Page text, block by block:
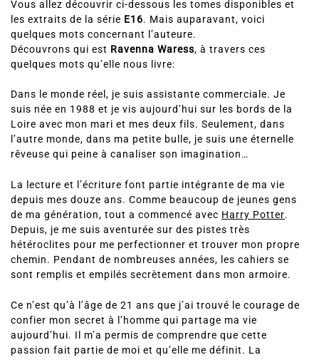
Vous allez découvrir ci-dessous les tomes disponibles et
les extraits de la série E16. Mais auparavant, voici
quelques mots concernant l’auteure.
Découvrons qui est Ravenna Waress, à travers ces
quelques mots qu’elle nous livre:
Dans le monde réel, je suis assistante commerciale. Je
suis née en 1988 et je vis aujourd’hui sur les bords de la
Loire avec mon mari et mes deux fils. Seulement, dans
l’autre monde, dans ma petite bulle, je suis une éternelle
rêveuse qui peine à canaliser son imagination…
La lecture et l’écriture font partie intégrante de ma vie
depuis mes douze ans. Comme beaucoup de jeunes gens
de ma génération, tout a commencé avec Harry Potter.
Depuis, je me suis aventurée sur des pistes très
hétéroclites pour me perfectionner et trouver mon propre
chemin. Pendant de nombreuses années, les cahiers se
sont remplis et empilés secrètement dans mon armoire.
Ce n’est qu’à l’âge de 21 ans que j’ai trouvé le courage de
confier mon secret à l’homme qui partage ma vie
aujourd’hui. Il m’a permis de comprendre que cette
passion fait partie de moi et qu’elle me définit. La